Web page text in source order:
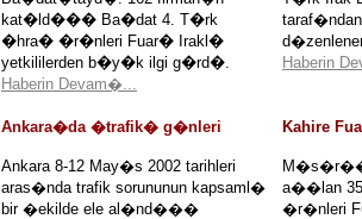
kat�ld��� Ba�dat 4. T�rk
�hra� �r�nleri Fuar� Irakl�
yetkililerden b�y�k ilgi g�rd�.
Haberin Devam�...
Haberin
Ankara�da �trafik� g�nleri
Ankara 8-12 May�s 2002 tarihleri
aras�nda trafik sorununun kapsaml�
bir �ekilde ele al�nd���
Kahire
a��lan
�r�nleri